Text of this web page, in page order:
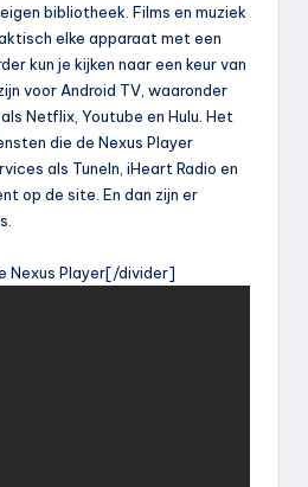
bibliotheek. Films en muziek
elke apparaat met een
kun je kijken naar een keur van
voor Android TV, waaronder
Netflix, Youtube en Hulu. Het
die de Nexus Player
als TuneIn, iHeart Radio en
op de site. En dan zijn er
Nexus Player[/divider]